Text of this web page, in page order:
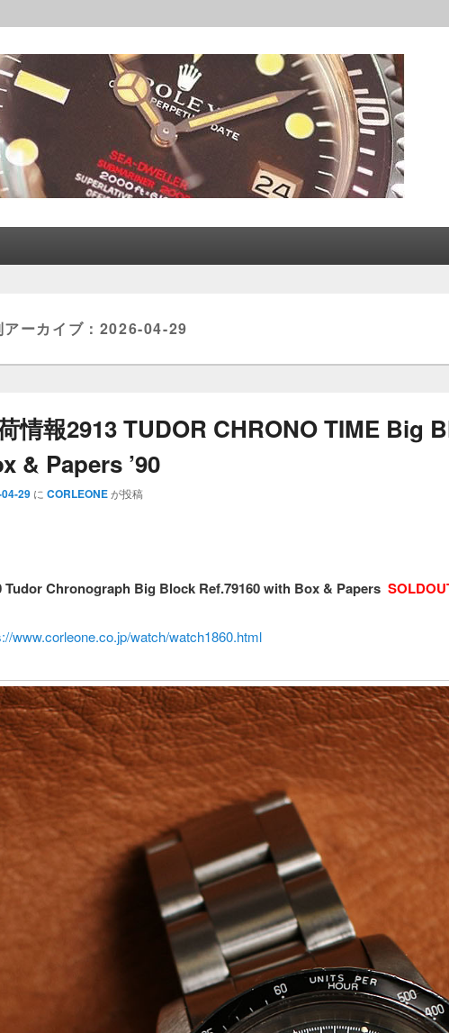
クス│CORLEONE
アーカイブ： 2026-04-29
情報2913 TUDOR CHRONO TIME Big
& Papers ’90
29 に CORLEONEが投稿
Tudor Chronograph Big Block Ref.79160 with Box & Papers
www.corleone.co.jp/watch/watch1860.html